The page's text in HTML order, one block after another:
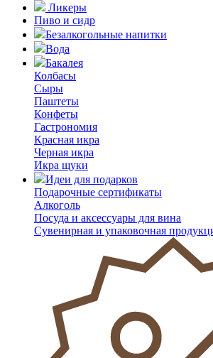
Ликеры
Пиво и сидр
Безалкогольные напитки
Вода
Бакалея
Колбасы
Сыры
Паштеты
Конфеты
Гастрономия
Красная икра
Черная икра
Икра щуки
Идеи для подарков
Подарочные сертификаты
Алкоголь
Посуда и аксессуары для вина
Сувенирная и упаковочная